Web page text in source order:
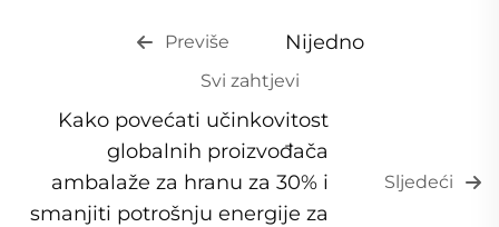
Previše Nijedno
Svi zahtjevi
Sljedeći
Kako povećati učinkovitost
globalnih proizvođača
ambalaže za hranu za 30% i
smanjiti potrošnju energije za